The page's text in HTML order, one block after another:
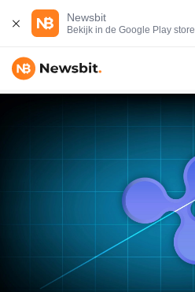
Newsbit
Bekijk in de Google Play store